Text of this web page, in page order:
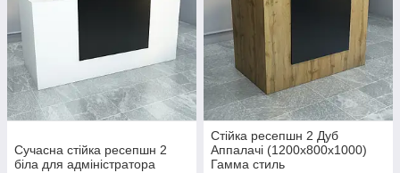
Сучасна стійка ресепшн 2
біла для адміністратора
Стійка ресепшн 2 Дуб
Аппалачі (1200x800x1000)
Гамма стиль